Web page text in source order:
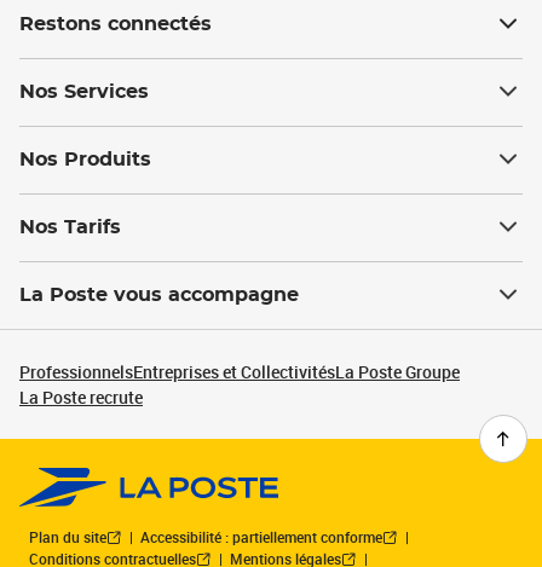
Restons connectés
Nos Services
Nos Produits
Nos Tarifs
La Poste vous accompagne
ProfessionnelsEntreprises et CollectivitésLa Poste Groupe
La Poste recrute
Plan du site
Accessibilité : partiellement conforme
Conditions contractuelles
Mentions légales